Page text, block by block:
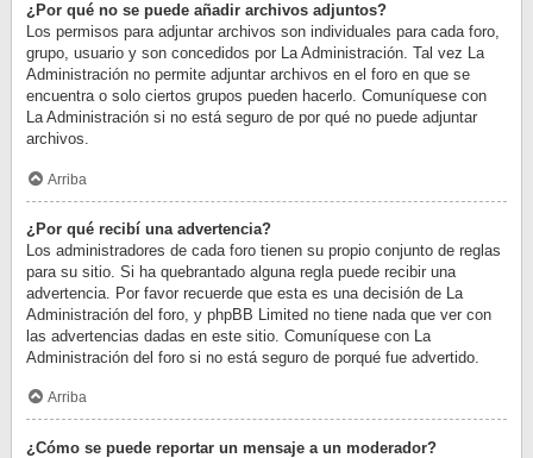
¿Por qué no se puede añadir archivos adjuntos?
Los permisos para adjuntar archivos son individuales para cada foro,
grupo, usuario y son concedidos por La Administración. Tal vez La
Administración no permite adjuntar archivos en el foro en que se
encuentra o solo ciertos grupos pueden hacerlo. Comuníquese con
La Administración si no está seguro de por qué no puede adjuntar
archivos.
Arriba
¿Por qué recibí una advertencia?
Los administradores de cada foro tienen su propio conjunto de reglas
para su sitio. Si ha quebrantado alguna regla puede recibir una
advertencia. Por favor recuerde que esta es una decisión de La
Administración del foro, y phpBB Limited no tiene nada que ver con
las advertencias dadas en este sitio. Comuníquese con La
Administración del foro si no está seguro de porqué fue advertido.
Arriba
¿Cómo se puede reportar un mensaje a un moderador?